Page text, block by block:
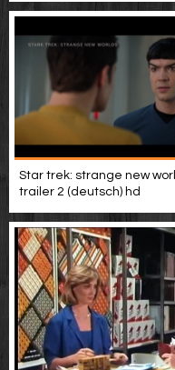
Star trek: strange new
trailer 2 (deutsch) hd